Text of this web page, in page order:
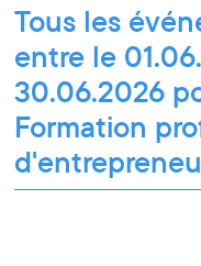
Tous les
entre le
30.06.2026
Formation